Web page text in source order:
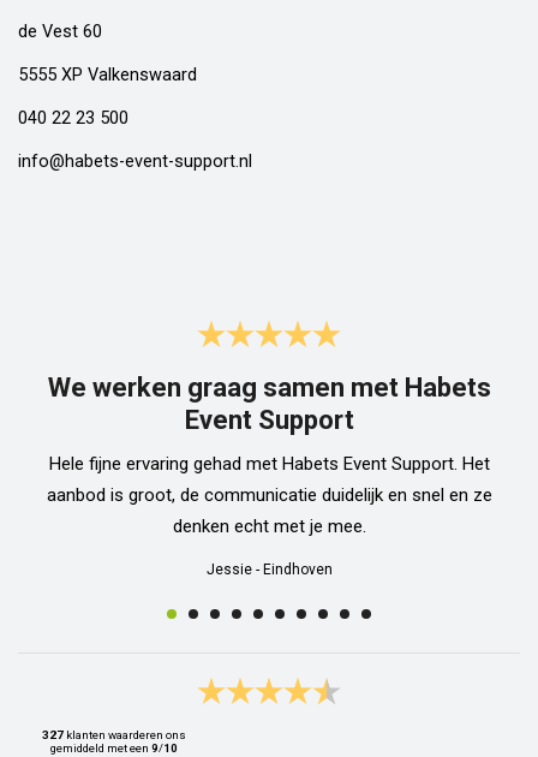
de Vest 60
5555 XP Valkenswaard
040 22 23 500
info@habets-event-support.nl
We werken graag samen met Habets
Event Support
Hele fijne ervaring gehad met Habets Event Support. Het
aanbod is groot, de communicatie duidelijk en snel en ze
denken echt met je mee.
Jessie - Eindhoven
327 klanten waarderen ons
gemiddeld met een 9/10